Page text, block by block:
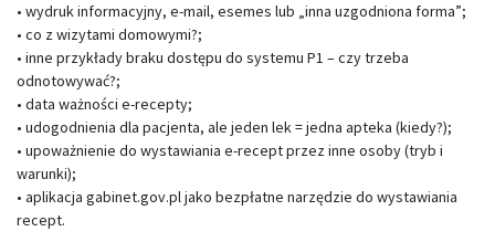
• wydruk informacyjny, e-mail, esemes lub „inna uzgodniona forma”;
• co z wizytami domowymi?;
• inne przykłady braku dostępu do systemu P1 – czy trzeba
odnotowywać?;
• data ważności e-recepty;
• udogodnienia dla pacjenta, ale jeden lek = jedna apteka (kiedy?);
• upoważnienie do wystawiania e-recept przez inne osoby (tryb i
warunki);
• aplikacja gabinet.gov.pl jako bezpłatne narzędzie do wystawiania
recept.